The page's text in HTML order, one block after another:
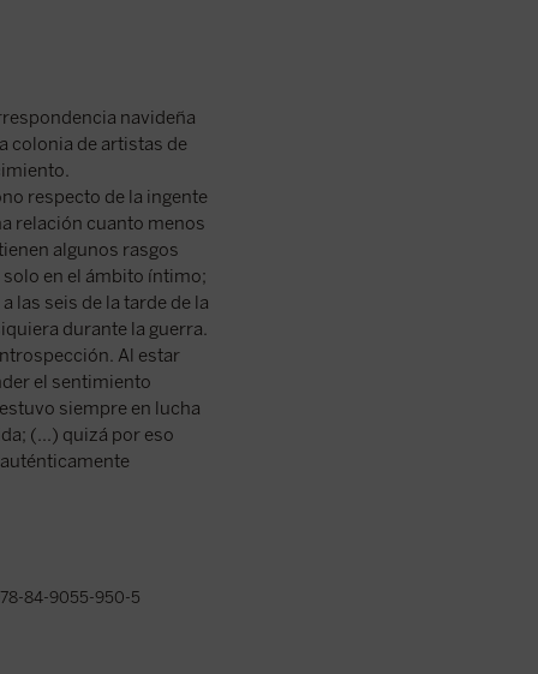
navideña
colonia de artistas de
respecto de la ingente
relación cuanto menos
algunos rasgos
en el ámbito íntimo;
las seis de la tarde de la
durante la guerra.
Al estar
el sentimiento
siempre en lucha
(...) quizá por eso
84-9055-950-5